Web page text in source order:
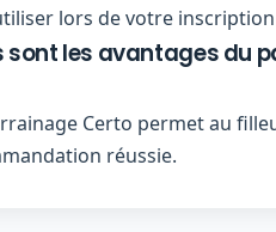
lors de votre
sont les avantages du
Certo permet au
réussie.